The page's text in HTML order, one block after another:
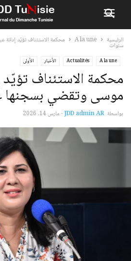
الرئيسية A la une محكمة الاستئناف تؤيّد
سنوات
A la une
Actualités الأخبار الأولى
محكمة الاستئناف تؤيّد
موسى وتقضي بسجنها
بواسطة JDD admin AR
-مارس 14, 2026